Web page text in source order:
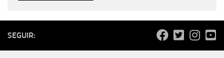
SEGUIR: